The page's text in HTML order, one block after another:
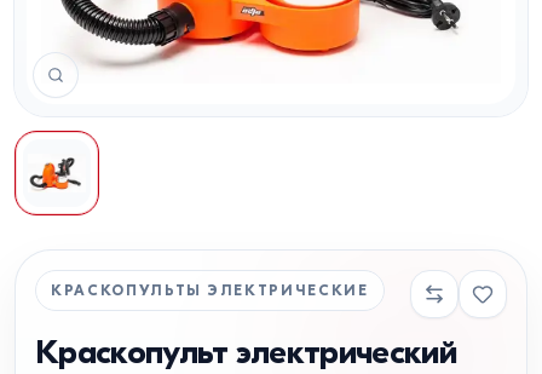
КРАСКОПУЛЬТЫ ЭЛЕКТРИЧЕСКИЕ
Краскопульт электрический